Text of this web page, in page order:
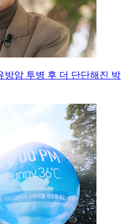
방암 투병 후 더 단단해진 박